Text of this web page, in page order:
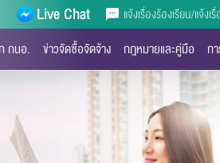
Live Chat แจ้งเรื่องร้องเรียน/แจ้ง
กนอ. ข่าวจัดซื้อจัดจ้าง กฎหมายและคู่มือ ก